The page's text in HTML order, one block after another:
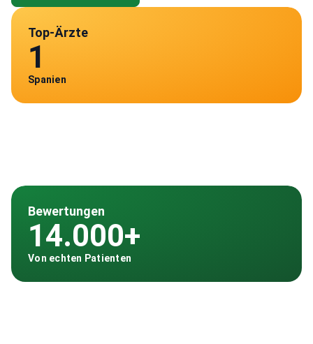
Top-Ärzte
1
Spanien
Bewertungen
14.000+
Von echten Patienten